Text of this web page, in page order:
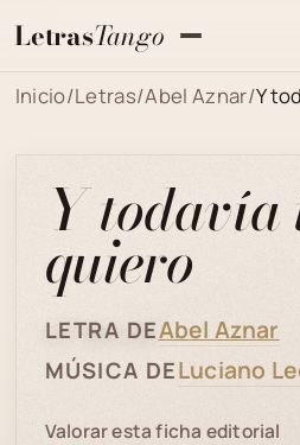
LetrasTango
Inicio/Letras/Abel Aznar/Y
Y todavía
quiero
LETRA DEAbel Aznar
MÚSICA DELuciano
Valorar esta ficha editorial